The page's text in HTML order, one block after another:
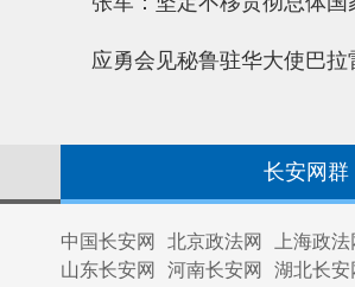
应勇会见秘鲁驻华大使巴拉
长安网群
中国长安网 北京政法网 上海政法
山东长安网
河南长安网 湖北长安